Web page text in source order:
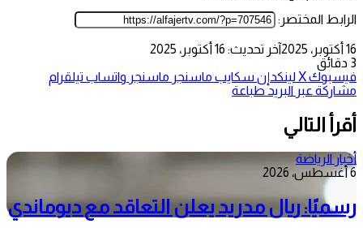
الرابط المختصر:
16 أكتوبر، 2025
آخر تحديث: 16 أكتوبر، 2025
3 دقائق
فيسبوك‫Xلينكدإن سكايب ماسنجر ماسنجر واتساب تيلقرام
مشاركة عبر البريد طباعة
أقرأ التالي
أخبار الرياضة
6 أغسطس، 2026
رسميًا: ريال مدريد يعلن التعاقد مع ديوماندي